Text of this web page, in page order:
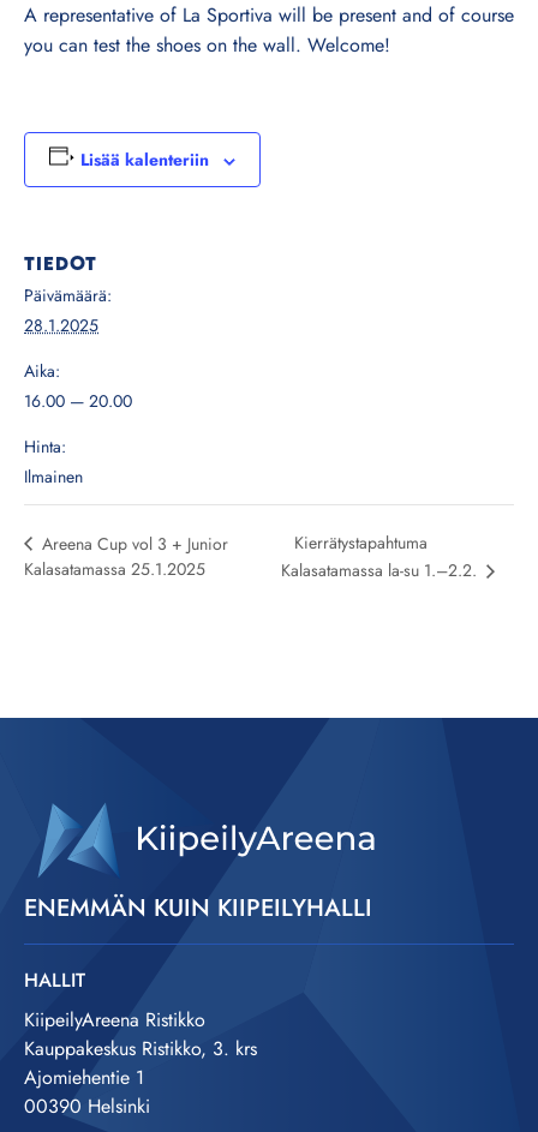
A representative of La Sportiva will be present and of course
you can test the shoes on the wall. Welcome!
Lisää kalenteriin
TIEDOT
Päivämäärä:
28.1.2025
Aika:
16.00 — 20.00
Hinta:
Ilmainen
Areena Cup vol 3 + Junior
Kalasatamassa 25.1.2025
Kierrätystapahtuma
Kalasatamassa la-su 1.–2.2.
ENEMMÄN KUIN KIIPEILYHALLI
HALLIT
KiipeilyAreena Ristikko
Kauppakeskus Ristikko, 3. krs
Ajomiehentie 1
00390 Helsinki